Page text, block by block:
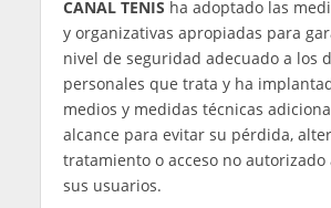
la normativa vigente de protección
Derecho de Acceso: permite al
conocer qué información tiene
de dónde se ha obtenido, a
facilitado y con qué finalidades
Derecho de Rectificación:
rectificar algún dato incorrecto o